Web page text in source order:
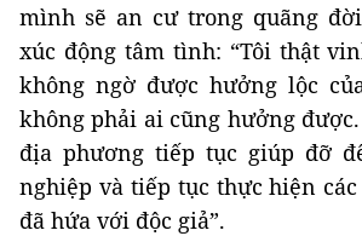
mình sẽ an cư trong quãng
xúc động tâm tình: “Tôi thật
không ngờ được hưởng lộc
không phải ai cũng hưởng
địa phương tiếp tục giúp đỡ
nghiệp và tiếp tục thực hiện
đã hứa với độc giả”.